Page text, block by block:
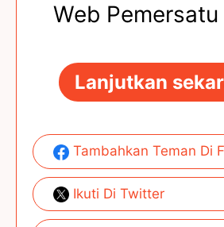
Web Pemersatu
Lanjutkan
Tambahkan Teman Di
Ikuti Di Twitter